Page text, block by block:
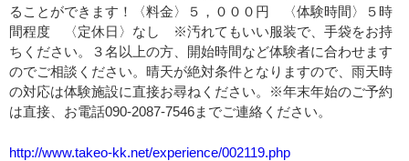
ることができます！〈料金〉５，０００円 〈体験時間〉５時
間程度 〈定休日〉なし ※汚れてもいい服装で、手袋をお持
ちください。３名以上の方、開始時間など体験者に合わせます
のでご相談ください。晴天が絶対条件となりますので、雨天時
の対応は体験施設に直接お尋ねください。※年末年始のご予約
は直接、お電話090-2087-7546までご連絡ください。
http://www.takeo-kk.net/experience/002119.php